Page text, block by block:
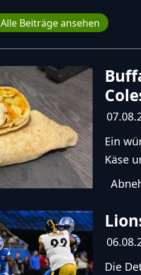
Alle Beiträge ansehen
Ein
Käse
Die